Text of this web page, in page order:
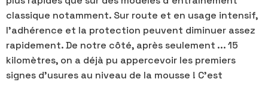
classique notamment. Sur route et en usage intensif,
l’adhérence et la protection peuvent diminuer assez
rapidement. De notre côté, après seulement ... 15
kilomètres, on a déjà pu appercevoir les premiers
signes d'usures au niveau de la mousse ! C’est